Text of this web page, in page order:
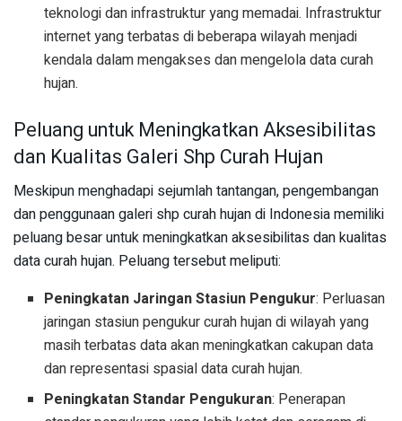
teknologi dan infrastruktur yang memadai. Infrastruktur
internet yang terbatas di beberapa wilayah menjadi
kendala dalam mengakses dan mengelola data curah
hujan.
Peluang untuk Meningkatkan Aksesibilitas
dan Kualitas Galeri Shp Curah Hujan
Meskipun menghadapi sejumlah tantangan, pengembangan
dan penggunaan galeri shp curah hujan di Indonesia memiliki
peluang besar untuk meningkatkan aksesibilitas dan kualitas
data curah hujan. Peluang tersebut meliputi:
Peningkatan Jaringan Stasiun Pengukur: Perluasan
jaringan stasiun pengukur curah hujan di wilayah yang
masih terbatas data akan meningkatkan cakupan data
dan representasi spasial data curah hujan.
Peningkatan Standar Pengukuran: Penerapan